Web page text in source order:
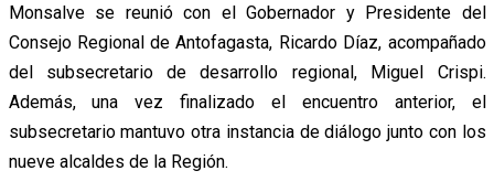
Monsalve se reunió con el Gobernador y Presidente del
Consejo Regional de Antofagasta, Ricardo Díaz, acompañado
del subsecretario de desarrollo regional, Miguel Crispi.
Además, una vez finalizado el encuentro anterior, el
subsecretario mantuvo otra instancia de diálogo junto con los
nueve alcaldes de la Región.